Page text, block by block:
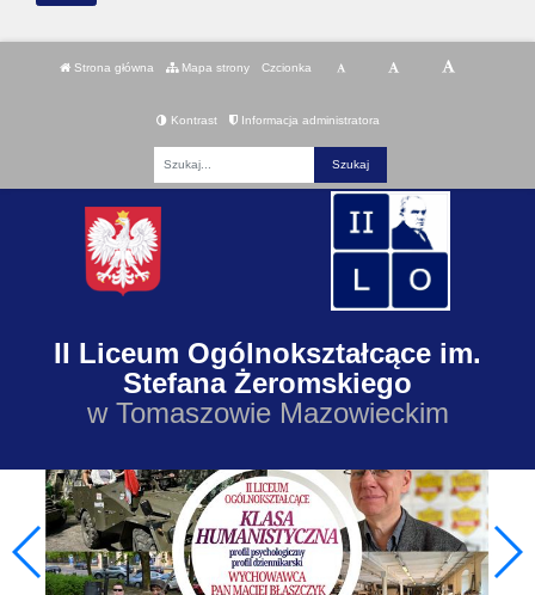
Strona główna Mapa strony Czcionka
Kontrast Informacja administratora
II Liceum Ogólnokształcące im.
Stefana Żeromskiego
w Tomaszowie Mazowieckim